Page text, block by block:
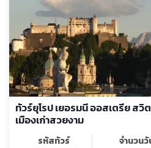
ทัวร์ยุโรป เยอรมนี ออสเตรีย ส
เมืองเก่าสวยงาม
รหัสทัวร์
จำนวน